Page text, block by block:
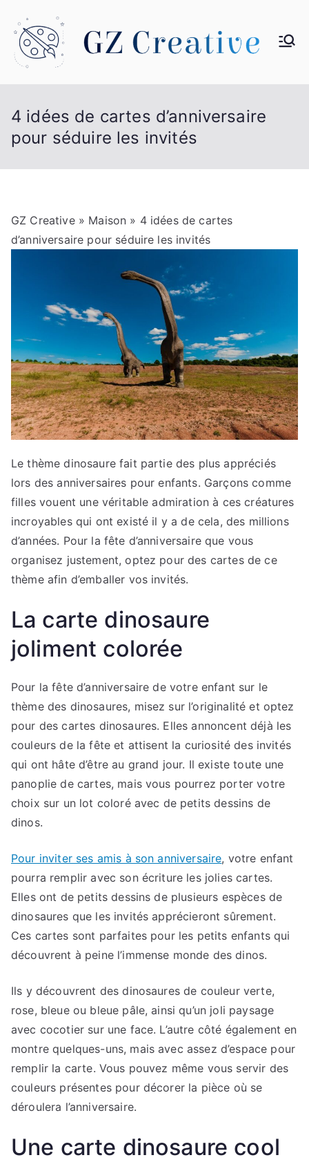
contenu
Cr
ea
4 idées de cartes d’anniversaire
pour séduire les invités
GZ Creative» Maison » 4 idées de cartes
d’anniversaire pour séduire les invités
Le thème dinosaure fait partie des plus appréciés
lors des anniversaires pour enfants. Garçons comme
filles vouent une véritable admiration à ces créatures
incroyables qui ont existé il y a de cela, des millions
d’années. Pour la fête d’anniversaire que vous
organisez justement, optez pour des cartes de ce
thème afin d’emballer vos invités.
La carte dinosaure
joliment colorée
Pour la fête d’anniversaire de votre enfant sur le
thème des dinosaures, misez sur l’originalité et optez
pour des cartes dinosaures. Elles annoncent déjà les
couleurs de la fête et attisent la curiosité des invités
qui ont hâte d’être au grand jour. Il existe toute une
panoplie de cartes, mais vous pourrez porter votre
choix sur un lot coloré avec de petits dessins de
dinos.
Pour inviter ses amis à son anniversaire, votre enfant
pourra remplir avec son écriture les jolies cartes.
Elles ont de petits dessins de plusieurs espèces de
dinosaures que les invités apprécieront sûrement.
Ces cartes sont parfaites pour les petits enfants qui
découvrent à peine l’immense monde des dinos.
Ils y découvrent des dinosaures de couleur verte,
rose, bleue ou bleue pâle, ainsi qu’un joli paysage
avec cocotier sur une face. L’autre côté également en
montre quelques-uns, mais avec assez d’espace pour
remplir la carte. Vous pouvez même vous servir des
couleurs présentes pour décorer la pièce où se
déroulera l’anniversaire.
Une carte dinosaure cool